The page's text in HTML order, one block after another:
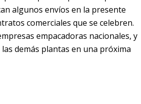
algunos envíos en la presente
comerciales que se celebren.
empacadoras nacionales, y
demás plantas en una próxima